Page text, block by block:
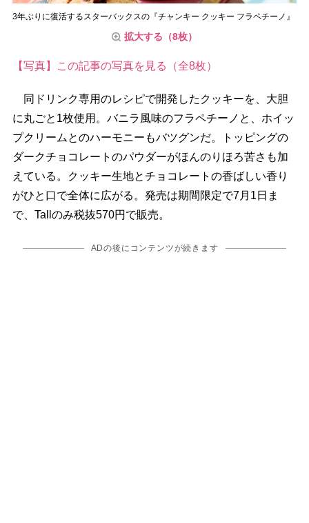
3年ぶりに復活するスターバックスの『チャンキー クッキー フラペチーノ』
拡大する（8枚）
【写真】この記事の写真を見る（全8枚）
同ドリンク専用のレシピで開発したクッキーを、大胆
に丸ごと1枚使用。バニラ風味のフラペチーノと、ホイッ
プクリームとのハーモニーもバツグンだ。トッピングの
ダークチョコレートのパウダーがほんのりほろ苦さも加
えている。クッキー生地とチョコレートの香ばしい香り
がひと口で全体に広がる。発売は期間限定で7月1日ま
で、Tallのみ税抜570円で販売。
ADの後にコンテンツが続きます